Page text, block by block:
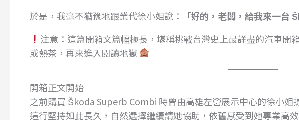
於是，我毫不猶豫地跟業代徐小姐說：「好的，老闆，給我來一台
注意：這篇開箱文篇幅極長，堪稱挑戰台灣史上最詳盡的汽車開
或熱茶，再來進入閱讀地獄
開箱正文開始
之前購買 Škoda Superb Combi 時曾由高雄左營展示中心的徐小姐
這行堅持如此長久，自然選擇繼續請她協助，依舊感受到她專業高